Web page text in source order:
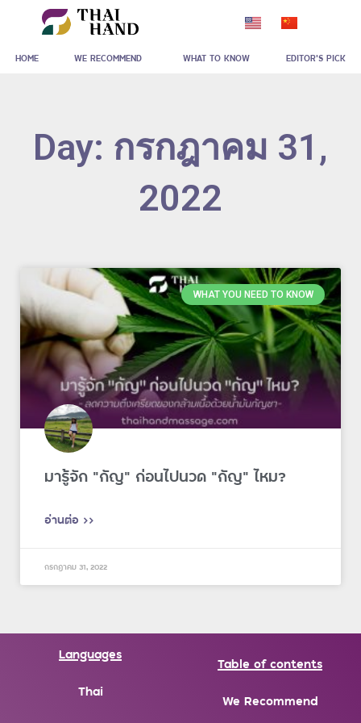
content
HOME WE RECOMMEND WHAT TO KNOW EDITOR'S PICK
Day: กรกฎาคม 31,
2022
WHAT YOU NEED TO KNOW
มารู้จัก “กัญ” ก่อนไปนวด “กัญ” ไหม?
อ่านต่อ >>
กรกฎาคม 31, 2022
Languages
Thai
Table of contents
We Recommend